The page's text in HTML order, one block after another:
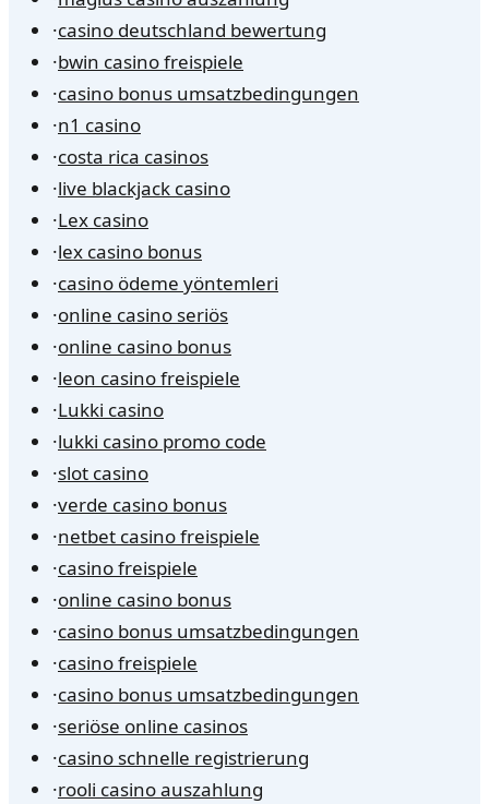
·casino deutschland bewertung
·bwin casino freispiele
·casino bonus umsatzbedingungen
·n1 casino
·costa rica casinos
·live blackjack casino
·Lex casino
·lex casino bonus
·casino ödeme yöntemleri
·online casino seriös
·online casino bonus
·leon casino freispiele
·Lukki casino
·lukki casino promo code
·slot casino
·verde casino bonus
·netbet casino freispiele
·casino freispiele
·online casino bonus
·casino bonus umsatzbedingungen
·casino freispiele
·casino bonus umsatzbedingungen
·seriöse online casinos
·casino schnelle registrierung
·rooli casino auszahlung